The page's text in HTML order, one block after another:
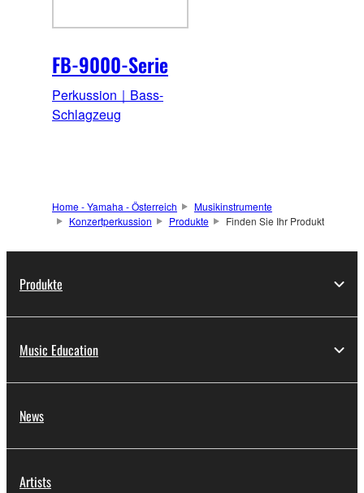
FB-9000-Serie
Perkussion｜Bass-
Schlagzeug
Home - Yamaha - Österreich
Musikinstrumente
Konzertperkussion
Produkte Finden Sie Ihr Produkt
Produkte
Music Education
News
Artists